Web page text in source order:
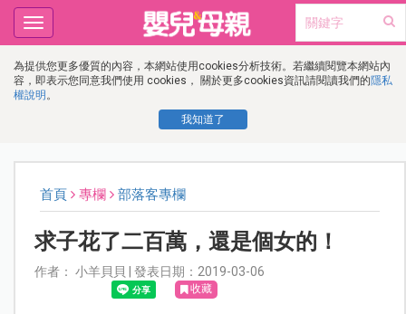
為提供您更多優質的內容，本網站使用cookies分析技術。若繼續閱覽本網站內
容，即表示您同意我們使用 cookies， 關於更多cookies資訊請閱讀我們的隱私
權說明 。
我知道了
Toggle
navigation
首頁 專欄 部落客專欄
求子花了二百萬，還是個女的！
作者： 小羊貝貝 | 發表日期：2019-03-06
收藏